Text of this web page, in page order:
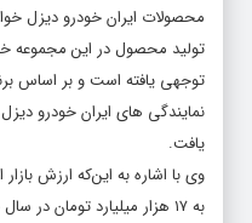
محصولات ایران خودرو دیزل
تولید محصول در این
توجهی یافته است و بر اساس
یافت.
وی با اشاره به این‌که ارزش
به ۱۷ هزار میلیارد تومان